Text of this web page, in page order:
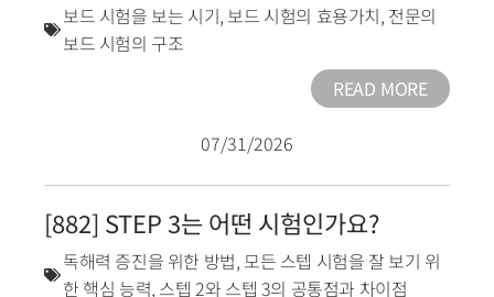
보드 시험을 보는 시기, 보드 시험의 효용가치, 전문의
보드 시험의 구조
READ MORE
07/31/2026
[882] STEP 3는 어떤 시험인가요?
독해력 증진을 위한 방법, 모든 스텝 시험을 잘 보기 위
한 핵심 능력, 스텝 2와 스텝 3의 공통점과 차이점